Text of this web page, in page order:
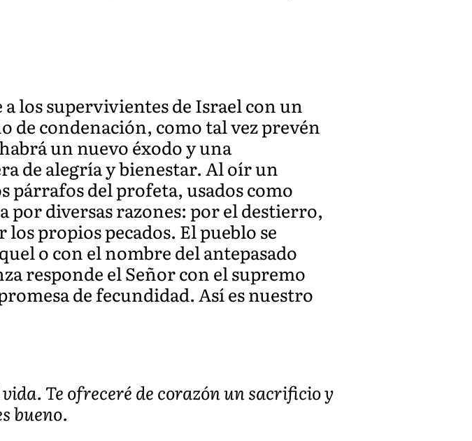
los supervivientes de Israel con un
de condenación, como tal vez prevén
un nuevo éxodo y una
de alegría y bienestar. Al oír un
párrafos del profeta, usados como
por diversas razones: por el destierro,
propios pecados. El pueblo se
o con el nombre del antepasado
responde el Señor con el supremo
de fecundidad. Así es nuestro
Te ofreceré de corazón un sacrificio y
bueno.